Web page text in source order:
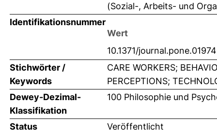
(Sozial-, Arbeits- und
Identifikationsnummer
Wert
10.1371/
Stichwörter /
Keywords
CARE WORKERS;
PERCEPTIONS;
Dewey-Dezimal-
Klassifikation
100 Philosophie und
Status
Veröffentlicht